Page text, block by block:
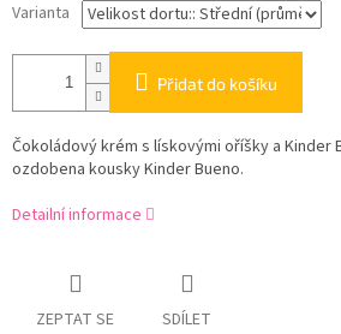
Varianta
Přidat do košíku
Čokoládový krém s lískovými oříšky a Kinder
ozdobena kousky Kinder Bueno.
Detailní informace
ZEPTAT SE SDÍLET